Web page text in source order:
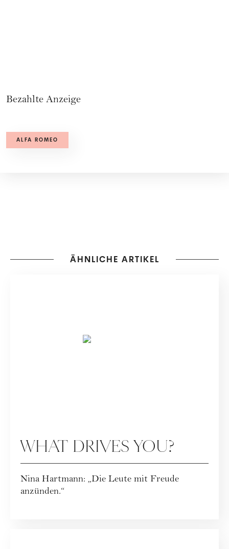
Bezahlte Anzeige
ALFA ROMEO
ÄHNLICHE ARTIKEL
WHAT DRIVES YOU?
Nina Hartmann: „Die Leute mit Freude
anzünden.“